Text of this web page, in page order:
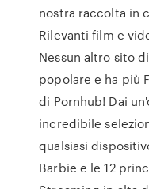
nostra raccolta in
Rilevanti film e
Nessun altro sito
popolare e ha più
di Pornhub! Dai
incredibile
qualsiasi
Barbie e le 12